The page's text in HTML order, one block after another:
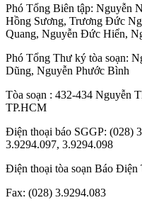
Phó Tổng Biên tập: Nguyễn
Hồng Sương, Trương Đức
Quang, Nguyễn Đức Hiển,
Phó Tổng Thư ký tòa soạn:
Dũng, Nguyễn Phước Bình
Tòa soạn : 432-434 Nguyễn
TP.HCM
Điện thoại báo SGGP: (028)
3.9294.097, 3.9294.098
Điện thoại tòa soạn Báo Điện
Fax: (028) 3.9294.083